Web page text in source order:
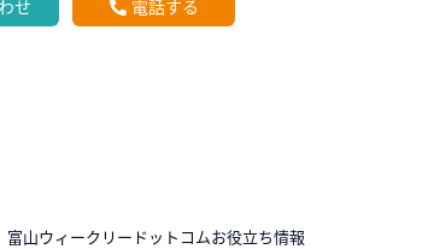
せ 電話する
富山ウィークリードットコムお役立ち情報